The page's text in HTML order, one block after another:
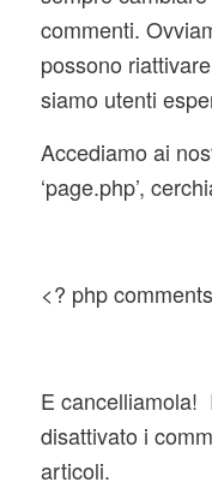
commenti.
possono
siamo utenti
Accediamo ai
‘page.php’,
<? php
E cancelliamola!
disattivato i
articoli.